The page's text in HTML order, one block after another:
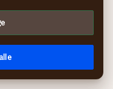
bedst muligt.
for en nem